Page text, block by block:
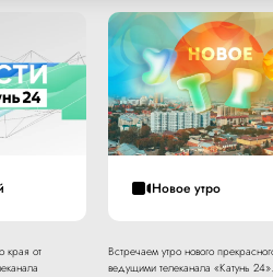
края от
Новое утро
Встречаем утро нового
ведущими телеканала «Катунь